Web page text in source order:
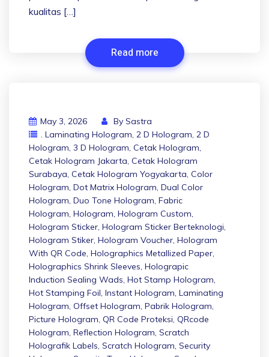
kualitas […]
Read more
May 3, 2026 By Sastra
. Laminating Hologram, 2 D Hologram, 2 D
Hologram, 3 D Hologram, Cetak Hologram,
Cetak Hologram Jakarta, Cetak Hologram
Surabaya, Cetak Hologram Yogyakarta, Color
Hologram, Dot Matrix Hologram, Dual Color
Hologram, Duo Tone Hologram, Fabric
Hologram, Hologram, Hologram Custom,
Hologram Sticker, Hologram Sticker Berteknologi,
Hologram Stiker, Hologram Voucher, Hologram
With QR Code, Holographics Metallized Paper,
Holographics Shrink Sleeves, Holograpic
Induction Sealing Wads, Hot Stamp Hologram,
Hot Stamping Foil, Instant Hologram, Laminating
Hologram, Offset Hologram, Pabrik Hologram,
Picture Hologram, QR Code Proteksi, QRcode
Hologram, Reflection Hologram, Scratch
Holografik Labels, Scratch Hologram, Security